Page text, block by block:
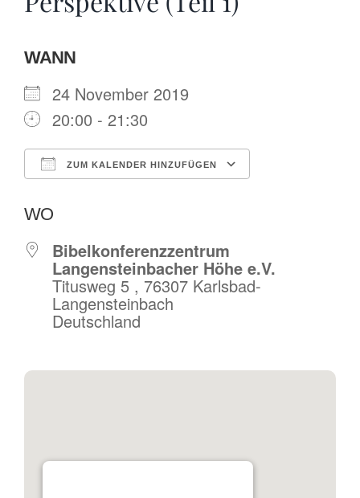
WANN
24 November 2019
20:00 - 21:30
ZUM KALENDER HINZUFÜGEN
WO
Bibelkonferenzzentrum
Langensteinbacher Höhe e.V.
Titusweg 5 , 76307 Karlsbad-
Langensteinbach
Deutschland